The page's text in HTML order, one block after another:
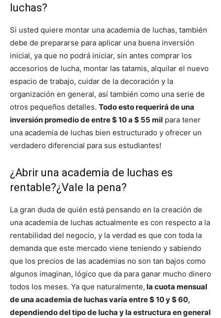
luchas?
Si usted quiere montar una academia de luchas, también
debe de prepararse para aplicar una buena inversión
inicial, ya que no podrá iniciar, sin antes comprar los
accesorios de lucha, montar las tatamis, alquilar el nuevo
espacio de trabajo, cuidar de la decoración y la
organización en general, así también como una serie de
otros pequeños detalles. Todo esto requerirá de una
inversión promedio de entre $ 10 a $ 55 mil para tener
una academia de luchas bien estructurado y ofrecer un
verdadero diferencial para sus estudiantes!
¿Abrir una academia de luchas es
rentable?¿Vale la pena?
La gran duda de quién está pensando en la creación de
una academia de luchas actualmente es con respecto a la
rentabilidad del negocio, y la verdad es que con toda la
demanda que este mercado viene teniendo y sabiendo
que los precios de las academias no son tan bajos como
algunos imaginan, lógico que da para ganar mucho dinero
todos los meses. Ya que naturalmente, la cuota mensual
de una academia de luchas varía entre $ 10 y $ 60,
dependiendo del tipo de lucha y la estructura en general